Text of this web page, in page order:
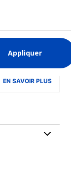
Appliquer
EN SAVOIR PLUS